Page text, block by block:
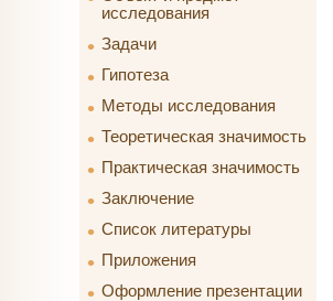
исследования
Задачи
Гипотеза
Методы исследования
Теоретическая значимость
Практическая значимость
Заключение
Список литературы
Приложения
Оформление презентации